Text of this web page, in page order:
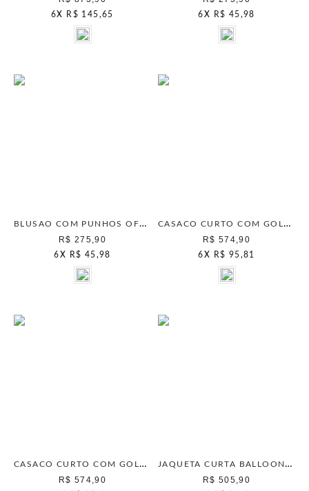
6X R$ 145,65 6 X R$ 45,98
BLUSAO COM PUNHOS OFF WHITE
R$ 275,90
6 X R$ 45,98
CASACO CURTO COM GOLA OFF WHITE
R$ 574,90
6 X R$ 95,81
CASACO CURTO COM GOLA BEGE PAPER
R$ 574,90
JAQUETA CURTA BALLOON CRANBERRY
R$ 505,90